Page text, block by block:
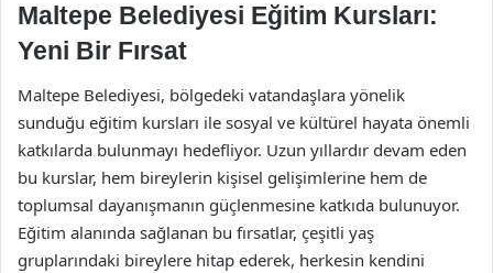
Maltepe Belediyesi Eğitim Kursları:
Yeni Bir Fırsat
Maltepe Belediyesi, bölgedeki vatandaşlara yönelik
sunduğu eğitim kursları ile sosyal ve kültürel hayata önemli
katkılarda bulunmayı hedefliyor. Uzun yıllardır devam eden
bu kurslar, hem bireylerin kişisel gelişimlerine hem de
toplumsal dayanışmanın güçlenmesine katkıda bulunuyor.
Eğitim alanında sağlanan bu fırsatlar, çeşitli yaş
gruplarındaki bireylere hitap ederek, herkesin kendini